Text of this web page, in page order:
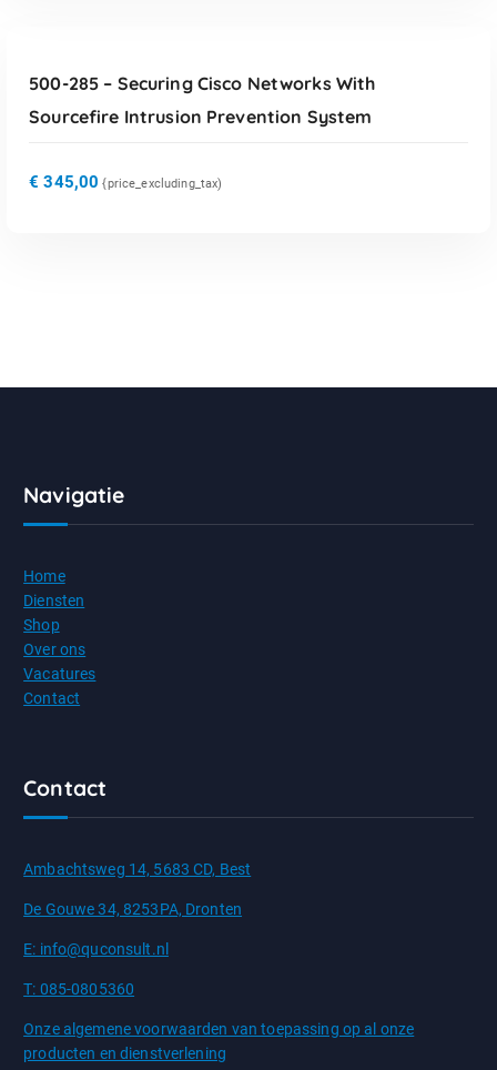
500-285 – Securing Cisco Networks With
Sourcefire Intrusion Prevention System
€ 345,00 {price_excluding_tax)
Navigatie
Home
Diensten
Shop
Over ons
Vacatures
Contact
Contact
Ambachtsweg 14, 5683 CD, Best
De Gouwe 34, 8253PA, Dronten
E: info@quconsult.nl
T: 085-0805360
Onze algemene voorwaarden van toepassing op al onze
producten en dienstverlening